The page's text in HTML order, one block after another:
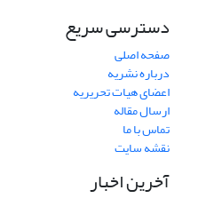
دسترسی سریع
صفحه اصلی
درباره نشریه
اعضای هیات تحریریه
ارسال مقاله
تماس با ما
نقشه سایت
آخرین اخبار